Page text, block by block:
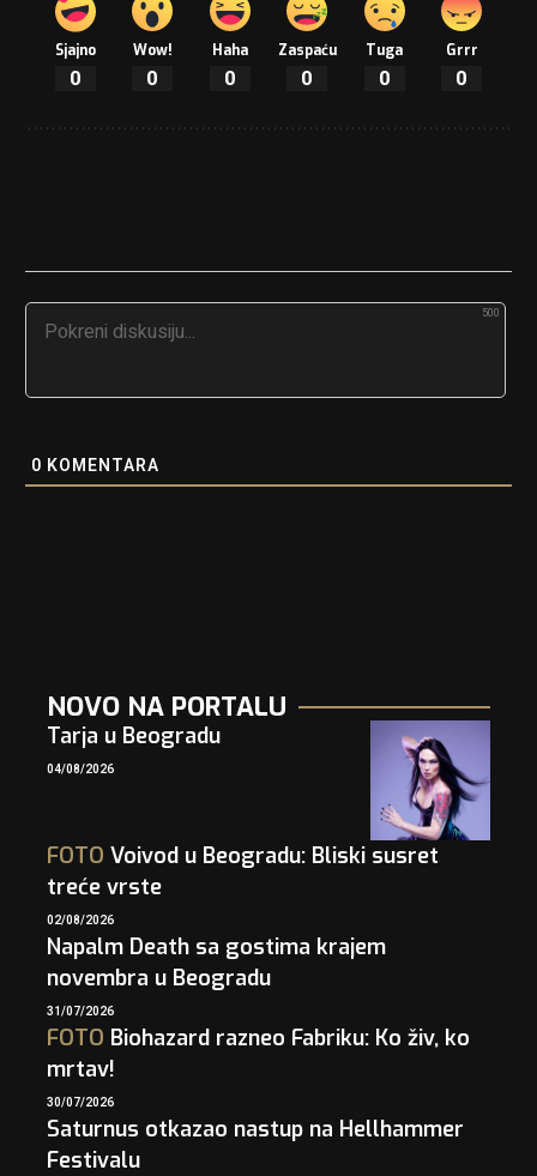
Sjajno
0
Wow!
0
Haha
0
Zaspaću
0
Tuga
0
Grrr
0
500
0 KOMENTARA
NOVO NA PORTALU
Tarja u Beogradu
04/08/2026
FOTO Voivod u Beogradu: Bliski susret
treće vrste
02/08/2026
Napalm Death sa gostima krajem
novembra u Beogradu
31/07/2026
FOTO Biohazard razneo Fabriku: Ko živ, ko
mrtav!
30/07/2026
Saturnus otkazao nastup na Hellhammer
Festivalu